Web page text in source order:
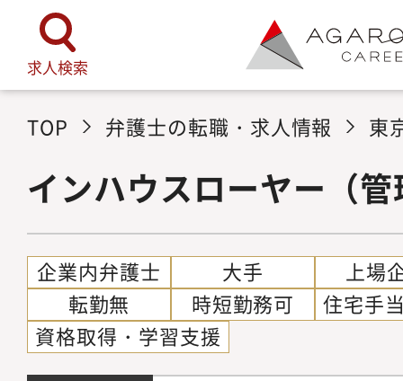
求人検索
TOP 弁護士の転職・求人情報 東
インハウスローヤー（
企業内弁護士 大手
上場
転勤無
時短勤務可
住宅手
資格取得・学習支援